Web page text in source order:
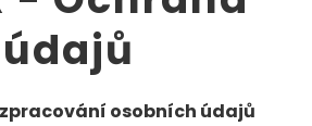
údajů
osobních údajů